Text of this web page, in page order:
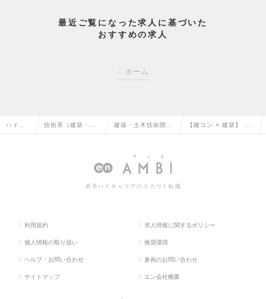
最近ご覧になった求人に基づいた
おすすめの求人
ホーム
ハイク 技術系（建築・設 建築・土木技術開
ントの転職
【建コン × 建築】 設
若手ハイキャリアのスカウト転職
利用規約 求人情報に関するポリシー
個人情報の取り扱い 推奨環境
ヘルプ・お問い合わせ 参画のお問い合わせ
サイトマップ エン会社概要